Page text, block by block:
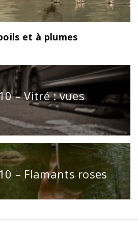
et à plumes
– Vitré : vues
– Flamants roses